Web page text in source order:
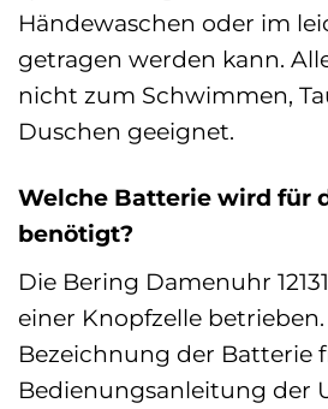
Händewaschen oder im
getragen werden kann.
nicht zum Schwimmen,
Duschen geeignet.
Welche Batterie wird für
benötigt?
Die Bering Damenuhr
einer Knopfzelle
Bezeichnung der Batterie
Bedienungsanleitung der